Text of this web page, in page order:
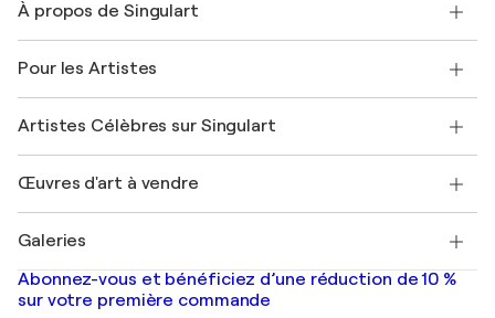
Expédition
Offrir une carte cadeau
Rejoignez notre programme commercial
Mon compte
+33 1 76 44 06 42
À propos de Singulart
FAQ
Magazine Singulart
Emplois
Découvrez une sélection d'art original
Pour les Artistes
Se connecter en tant qu'Artiste
Artistes Célèbres sur Singulart
Marc Chagall
Banksy
Mr. Brainwash
Shepard Fairey
Œuvres d'art à vendre
Tableaux abstraits à vendre
Peintures de paysage
Estampes
Galeries
Galeries d'art en France
Galeries d'art en Belgique
Abonnez-vous et bénéficiez d’une réduction de 10 %
sur votre première commande